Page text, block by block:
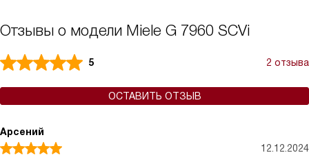
Отзывы о модели Miele G 7960 SCVi
5 2 отзыва
ОСТАВИТЬ ОТЗЫВ
Арсений
12.12.2024